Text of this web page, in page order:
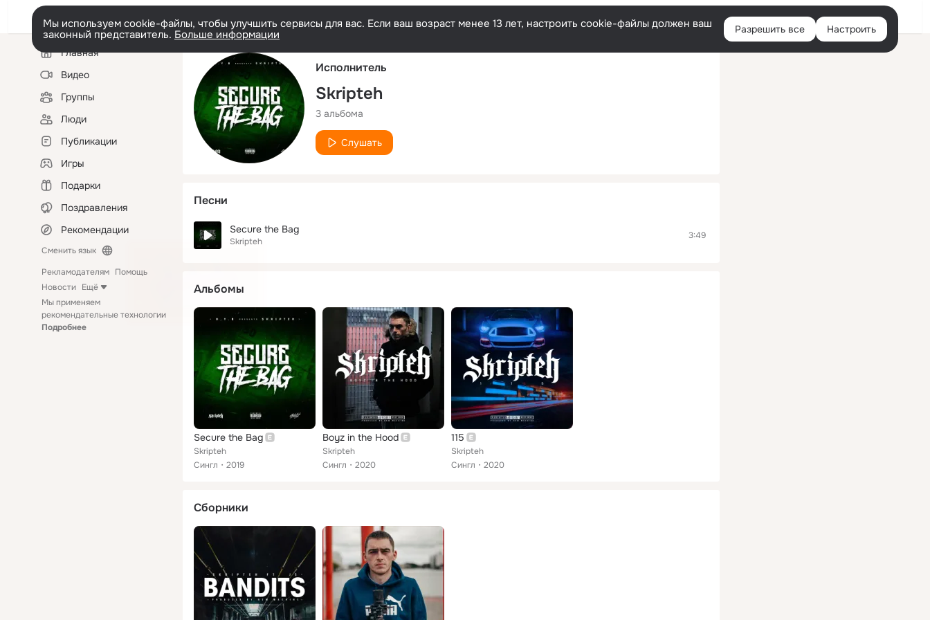
Русский Войти
Мы используем cookie-файлы, чтобы улучшить сервисы для вас. Если ваш возраст менее 13 лет, настроить cookie-файлы должен ваш
законный представитель. Больше информации Разрешить все Настроить
Левая
колонкаГлавная
Видео
Группы
Люди
Публикации
Игры
Подарки
Поздравления
Рекомендации
Сменить язык
Рекламодателям Помощь
Новости Ещё
Мы применяем
рекомендательные технологии
Подробнее
Исполнитель
Skripteh
3 альбома
Слушать
Песни
Secure the Bag
Skripteh
3:49
Альбомы
Secure the Bag
Skripteh
Сингл
2019
Boyz in the Hood
Skripteh
Сингл
2020
115
Skripteh
Сингл
2020
Сборники